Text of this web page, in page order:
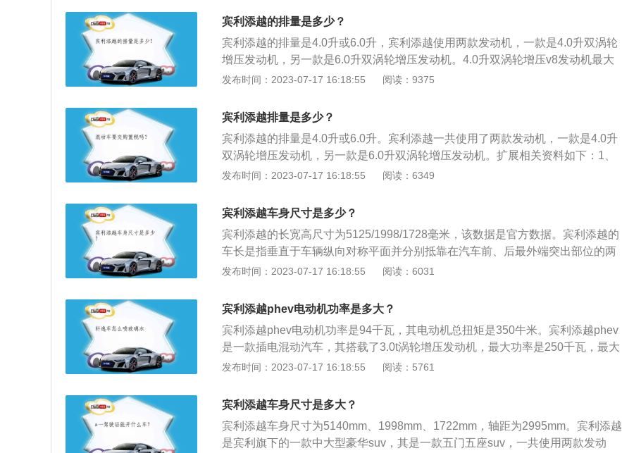
受，通勤用可以考虑，非常实用。3、目前表显15.6，平均速度38.还在磨合期，
这个油耗很满意了。但是实际的油耗会比这个高大概15之间。4、油耗比奔驰GL
63AMG的还大5、虽然油耗不低，但是v12的发动机你不能太过于要求了。还好
油箱蛮大，不用频繁跑加油站。6、油耗平均要15个油
宾利添越的排量是多少？
宾利添越的排量是4.0升或6.0升，宾利添越使用两款发动机，一款是4.0升双涡轮
增压发动机，另一款是6.0升双涡轮增压发动机。4.0升双涡轮增压v8发动机最大
马力是549匹，最大扭矩是770牛米，最大功率转速是每分钟6000转，最大扭矩
马力是608匹，最大扭矩是900牛米，最大功率转速是每分钟5000到6000转，最
大扭矩转速是每分钟1350转。
发布时间：2023-07-17 16:18:55 阅读：9375
宾利添越排量是多少？
宾利添越的排量是4.0升或6.0升。宾利添越一共使用了两款发动机，一款是4.0升
双涡轮增压发动机，另一款是6.0升双涡轮增压发动机。扩展相关资料如下：1、
宾利添越的4.0升双涡轮增压v8发动机有549马力和770牛米的最大扭矩，这款发
这款发动机使用了铝合金缸盖缸体。与这款发动机匹配的是8at变速箱。2、宾利
添越的6.0升双涡轮增压w12发动机有608马力和900牛米的最大扭矩，这款发动
机的最大功率转速为5000到6000转每分钟，最大扭矩转速为1350转每分钟。这
款发动机搭载了混合喷射技术，并且使用了铝合金缸盖缸体。与这款发动机匹配
的是8at变速箱。
发布时间：2023-07-17 16:18:55 阅读：6349
宾利添越车身尺寸是多少？
宾利添越的长宽高尺寸为5125/1998/1728毫米，该数据是官方数据。宾利添越的
车长是指垂直于车辆纵向对称平面并分别抵靠在汽车前、后最外端突出部位的两
垂直间的距离；车宽是指平行于车辆纵向对称平面并分别抵靠车辆两侧最外刚性
离。宾利添越的发动机最大功率250kw，最大扭矩450Nm。宾利添越采用3.0升v
6涡轮增压发动机，该发动机配备缸内直喷技术，采用铝合金缸盖和缸体。与该
发动机匹配的电机最大功率为94kw，最大扭矩为350Nm。该车采用8at变速箱，
换挡平顺性更好，可靠性和耐用性更好。国家关于汽车的尺寸有相关规定，根据
发行的国家标准《GB1589-89》中提到，车辆的总宽不包括后视镜，汽车宽度的
车宽度数据的意义在于在超车的时候能提供足够的空间，不会因为宽度太大而导
致超车过程中发生意外事故或者发生道路的标线比汽车的宽度要窄的情况，另
外，国家规定车辆的总宽不能超过2.5m，以符合相关公共道路的使用需求。
发布时间：2023-07-17 16:18:55 阅读：6031
宾利添越phev电动机功率是多大？
宾利添越phev电动机功率是94千瓦，其电动机总扭矩是350牛米。宾利添越phev
是一款插电混动汽车，其搭载了3.0t涡轮增压发动机，最大功率是250千瓦，最大
扭矩是450牛米，与其匹配的是8挡手自一体变速箱。宾利添越phev属于5门5座s
米，油箱容积为75升。宾利添越phev采用驱动方式是前置四驱，前悬架使用了双
叉臂式独立悬架，后悬架使用了多连杆式独立悬架。
发布时间：2023-07-17 16:18:55 阅读：5761
宾利添越车身尺寸是多大？
宾利添越车身尺寸为5140mm、1998mm、1722mm，轴距为2995mm。宾利添越
是宾利旗下的一款中大型豪华suv，其是一款五门五座suv，一共使用两款发动